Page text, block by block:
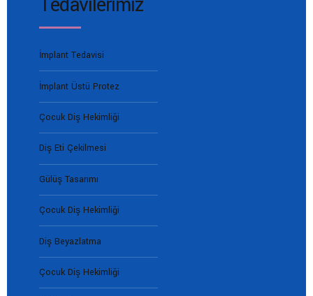
İmplant Tedavisi
İmplant Üstü Protez
Çocuk Diş Hekimliği
Diş Eti Çekilmesi
Gülüş Tasarımı
Çocuk Diş Hekimliği
Diş Beyazlatma
Çocuk Diş Hekimliği